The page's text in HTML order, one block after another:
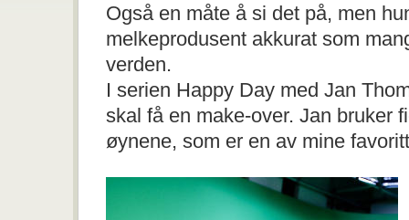
MEIERI
Også en måte å si det på, men
melkeprodusent akkurat som
verden.
I serien Happy Day med Jan
skal få en make-over. Jan bruker
øynene, som er en av mine